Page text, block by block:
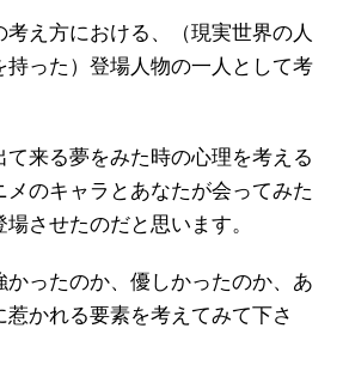
考え方における、（現実世界の人
持った）登場人物の一人として考
て来る夢をみた時の心理を考える
メのキャラとあなたが会ってみた
させたのだと思います。
かったのか、優しかったのか、あ
かれる要素を考えてみて下さ